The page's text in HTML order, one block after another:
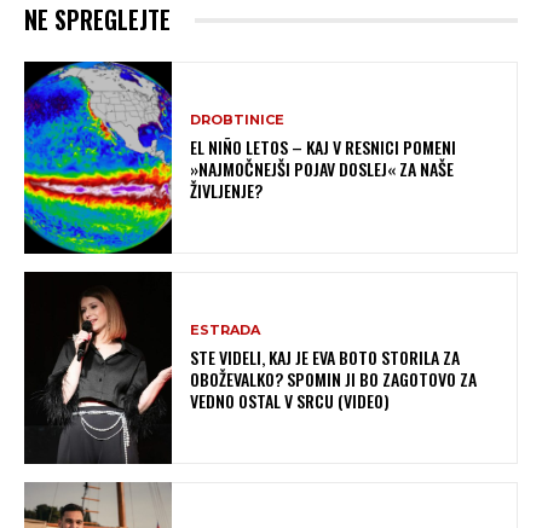
NE SPREGLEJTE
DROBTINICE
EL NIÑO LETOS – KAJ V RESNICI POMENI
»NAJMOČNEJŠI POJAV DOSLEJ« ZA NAŠE
ŽIVLJENJE?
ESTRADA
STE VIDELI, KAJ JE EVA BOTO STORILA ZA
OBOŽEVALKO? SPOMIN JI BO ZAGOTOVO ZA
VEDNO OSTAL V SRCU (VIDEO)